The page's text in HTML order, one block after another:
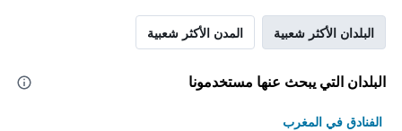
البلدان الأكثر شعبية المدن الأكثر شعبية
البلدان التي يبحث عنها مستخدمونا
الفنادق في المغرب